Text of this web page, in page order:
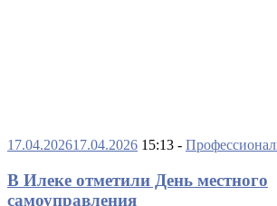
17.04.202617.04.2026 15:13 -
В Илеке отметили День местного
самоуправления